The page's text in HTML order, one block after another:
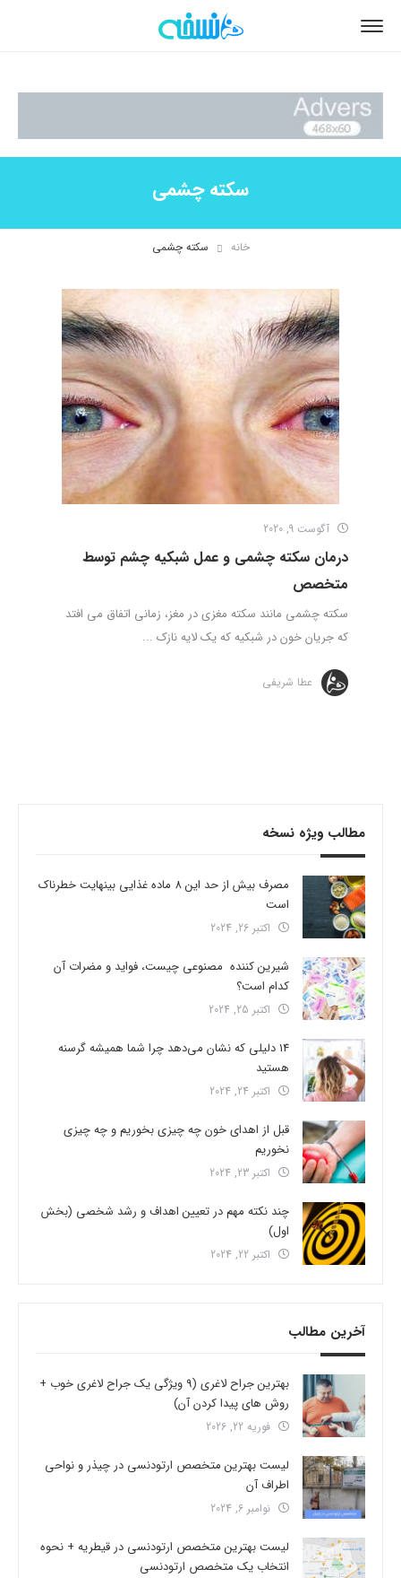
سکته چشمی
خانه سکته چشمی
آگوست 9, 2020
درمان سکته چشمی و عمل شبکیه چشم توسط
متخصص
سکته چشمی مانند سکته مغزی در مغز، زمانی اتفاق می افتد
که جریان خون در شبکیه که یک لایه نازک ...
عطا شریفی
مطالب ویژه نسخه
مصرف بیش از حد این 8 ماده غذایی بینهایت خطرناک
است
اکتبر 26, 2024
شیرین کننده مصنوعی چیست، فواید و مضرات آن
کدام است؟
اکتبر 25, 2024
14 دلیلی که نشان می‌دهد چرا شما همیشه گرسنه
هستید
اکتبر 24, 2024
قبل از اهدای خون چه چیزی بخوریم و چه چیزی
نخوریم
اکتبر 23, 2024
چند نکته مهم در تعیین اهداف و رشد شخصی (بخش
اول)
اکتبر 22, 2024
آخرین مطالب
بهترین جراح لاغری (9 ویژگی یک جراح لاغری خوب +
روش های پیدا کردن آن)
فوریه 22, 2026
لیست بهترین متخصص ارتودنسی در چیذر و نواحی
اطراف آن
نوامبر 6, 2024
لیست بهترین متخصص ارتودنسی در قیطریه + نحوه
انتخاب یک متخصص ارتودنسی